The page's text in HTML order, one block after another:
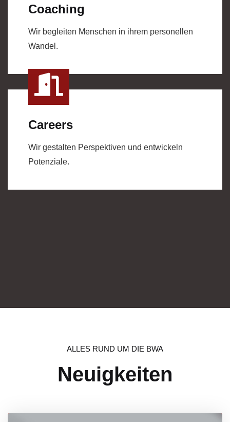
Coaching
Wir begleiten Menschen in ihrem personellen
Wandel.
Careers
Wir gestalten Perspektiven und entwickeln
Potenziale.
ALLES RUND UM DIE BWA
Neuigkeiten